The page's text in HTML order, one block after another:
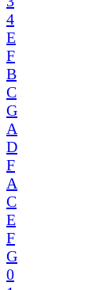
4
E
F
B
C
G
A
D
F
A
C
E
F
G
0